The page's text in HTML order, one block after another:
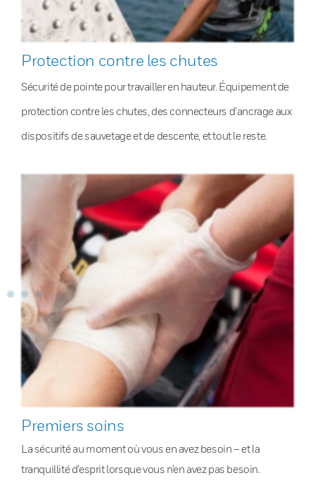
Protection contre les chutes
Sécurité de pointe pour travailler en hauteur. Équipement de
protection contre les chutes, des connecteurs d’ancrage aux
dispositifs de sauvetage et de descente, et tout le reste.
Premiers soins
La sécurité au moment où vous en avez besoin – et la
tranquillité d’esprit lorsque vous n’en avez pas besoin.